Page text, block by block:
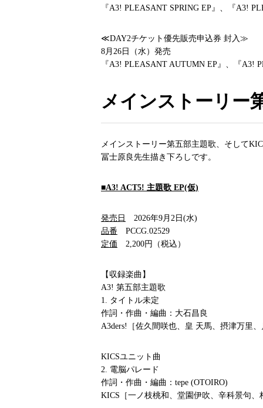
『A3! PLEASANT SPRING EP』、『A3!
≪DAY2チケット優先販売申込券 封入≫
8月26日（水）発売
『A3! PLEASANT AUTUMN EP』、『A3!
メインストーリー
メインストーリー第五部主題歌、そして
冨士原良先生描き下ろしです。
■A3! ACT5! 主題歌 EP(仮)
発売日
2026年9月2日(水)
品番 PCCG.02529
定価 2,200円（税込）
【収録楽曲】
A3! 第五部主題歌
1. タイトル未定
作詞・作曲・編曲：大石昌良
A3ders!［佐久間咲也、皇 天馬、摂津万里
KICSユニット曲
2. 電脳パレード
作詞・作曲・編曲：tepe (OTOIRO)
KICS［一ノ枝桃和、堂園伊吹、辛科景句